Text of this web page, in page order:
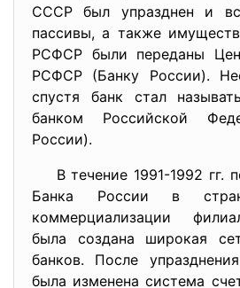
СССР был упразднен и
пассивы, а также
РСФСР были переданы
РСФСР (Банку России).
спустя банк стал
банком Российской
России).
В течение 1991-1992 гг.
Банка России в
коммерциализации
была создана широкая
банков. После
была изменена система